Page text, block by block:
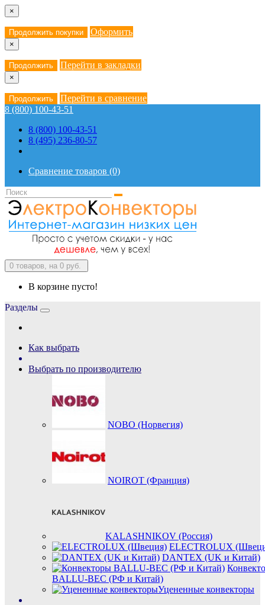
×
Продолжить покупки Оформить
×
Продолжить Перейти в закладки
×
Продолжить
Перейти в сравнение
8 (800) 100-43-51
8 (800) 100-43-51
8 (495) 236-80-57
Сравнение товаров (0)
0 товаров, на 0 руб.
В корзине пусто!
Разделы
Как выбрать
Выбрать по производителю
NOBO (Норвегия)
NOIROT (Франция)
KALASHNIKOV (Россия)
ELECTROLUX
DANTEX (UK и Китай)
BALLU-BEC (РФ и Китай)
Уцененные конвекторы